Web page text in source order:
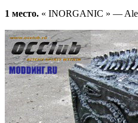
1 место. « INORGANIC » —